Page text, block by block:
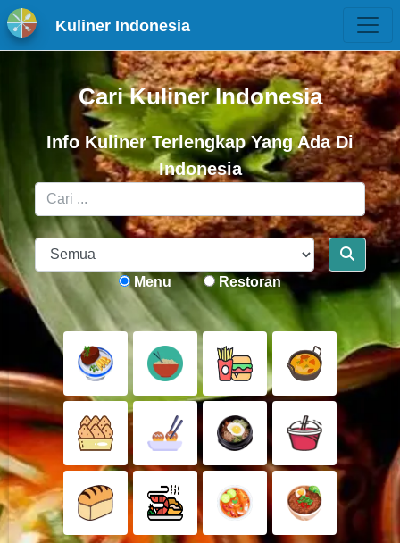
Kuliner Indonesia
Cari Kuliner Indonesia
Info Kuliner Terlengkap Yang Ada Di
Indonesia
Menu Restoran